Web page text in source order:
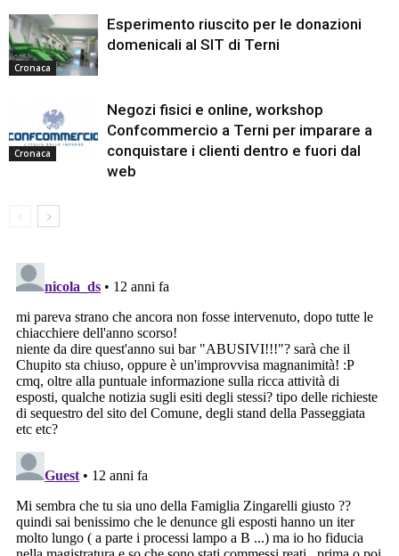
Cronaca
Esperimento riuscito per le donazioni
domenicali al SIT di Terni
Cronaca
Negozi fisici e online, workshop
Confcommercio a Terni per imparare a
conquistare i clienti dentro e fuori dal
web